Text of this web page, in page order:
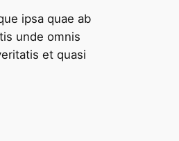
ipsa quae ab
unde omnis
et quasi